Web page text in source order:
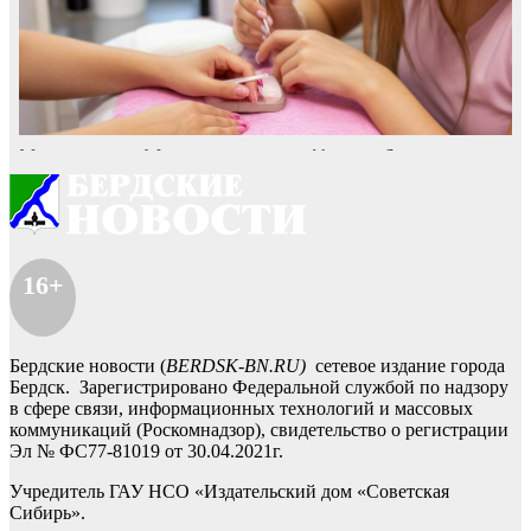
16+
Бердские новости (BERDSK-BN.RU) сетевое издание города
Бердск. Зарегистрировано Федеральной службой по надзору
в сфере связи, информационных технологий и массовых
коммуникаций (Роскомнадзор), свидетельство о регистрации
Эл № ФС77-81019 от 30.04.2021г.
Учредитель ГАУ НСО «Издательский дом «Советская
Сибирь».